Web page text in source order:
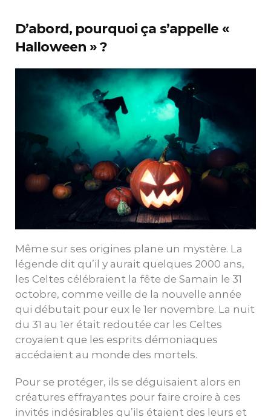
D’abord, pourquoi ça s’appelle «
Halloween » ?
Même sur ses origines plane un mystère. La
légende dit qu’il y aurait quelques 2000 ans,
les Celtes célébraient la fête de Samain le 31
octobre, comme veille de la nouvelle année
qui débutait pour eux le 1er novembre. La nuit
du 31 au 1er était redoutée car les Celtes
croyaient que les esprits démoniaques
accédaient au monde des mortels.
Pour se protéger, ils se déguisaient alors en
créatures effrayantes pour faire croire à ces
invités indésirables qu’ils étaient des leurs et